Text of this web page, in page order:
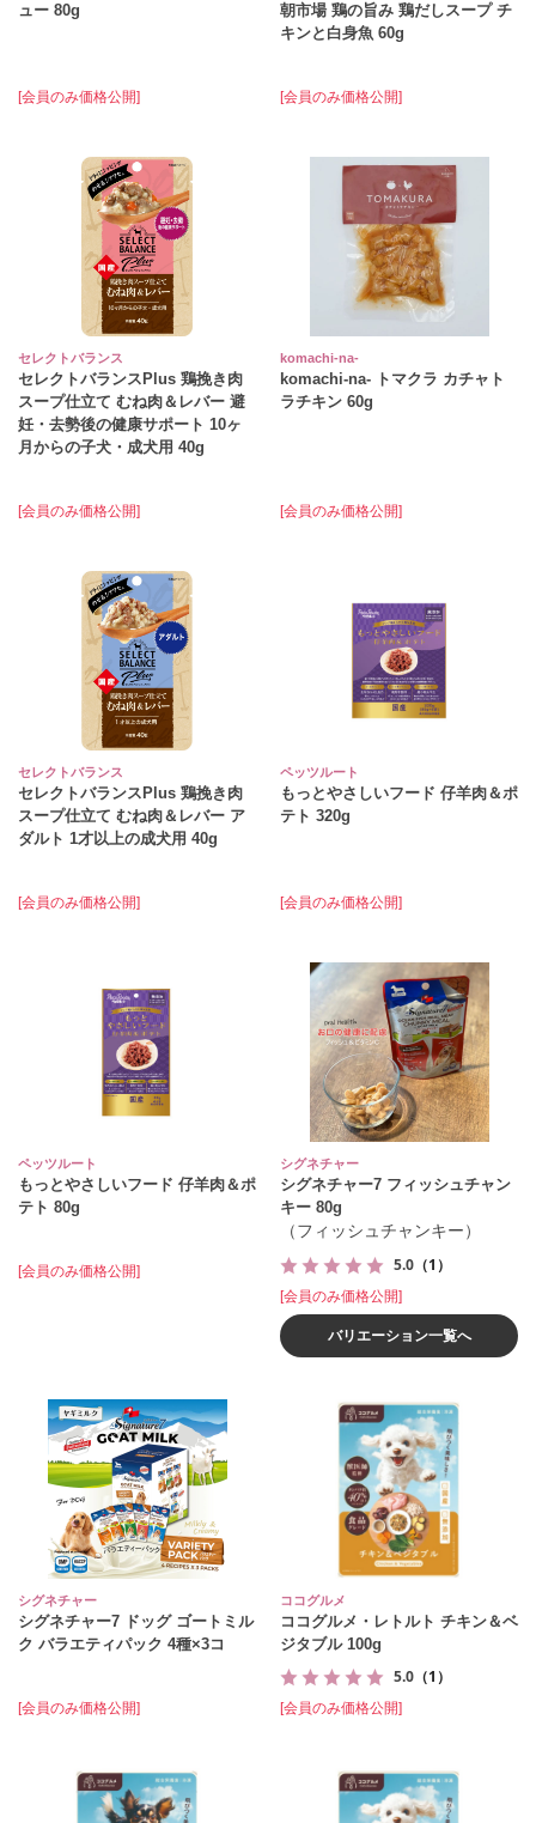
ュー 80g
[会員のみ価格公開]
朝市場 鶏の旨み 鶏だしスープ チ
キンと白身魚 60g
[会員のみ価格公開]
セレクトバランス
セレクトバランスPlus 鶏挽き肉
スープ仕立て むね肉＆レバー 避
妊・去勢後の健康サポート 10ヶ
月からの子犬・成犬用 40g
[会員のみ価格公開]
komachi‐na‐
komachi‐na‐ トマクラ カチャト
ラチキン 60g
[会員のみ価格公開]
セレクトバランス
セレクトバランスPlus 鶏挽き肉
スープ仕立て むね肉＆レバー ア
ダルト 1才以上の成犬用 40g
[会員のみ価格公開]
ペッツルート
もっとやさしいフード 仔羊肉＆ポ
テト 320g
[会員のみ価格公開]
ペッツルート
もっとやさしいフード 仔羊肉＆ポ
テト 80g
[会員のみ価格公開]
シグネチャー
シグネチャー7 フィッシュチャン
キー 80g
（フィッシュチャンキー）
5.0 （1）
[会員のみ価格公開]
バリエーション一覧へ
シグネチャー
シグネチャー7 ドッグ ゴートミル
ク バラエティパック 4種×3コ
[会員のみ価格公開]
ココグルメ
ココグルメ・レトルト チキン＆ベ
ジタブル 100g
5.0 （1）
[会員のみ価格公開]